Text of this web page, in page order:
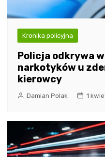
Kronika policyjna
Policja odkrywa
narkotyków u
kierowcy
Damian Polak 1